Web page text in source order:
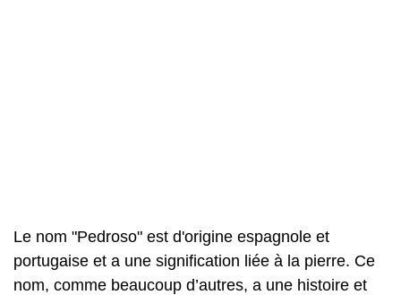
Le nom "Pedroso" est d'origine espagnole et
portugaise et a une signification liée à la pierre. Ce
nom, comme beaucoup d’autres, a une histoire et